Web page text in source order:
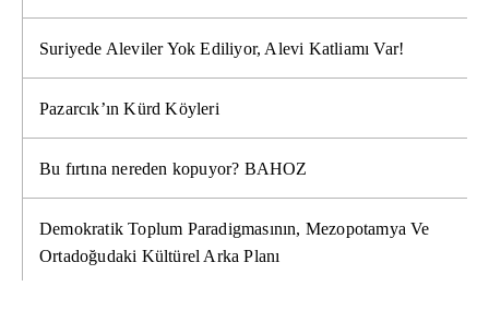
Suriyede Aleviler Yok Ediliyor, Alevi Katliamı Var!
Pazarcık’ın Kürd Köyleri
Bu fırtına nereden kopuyor? BAHOZ
Demokratik Toplum Paradigmasının, Mezopotamya Ve
Ortadoğudaki Kültürel Arka Planı